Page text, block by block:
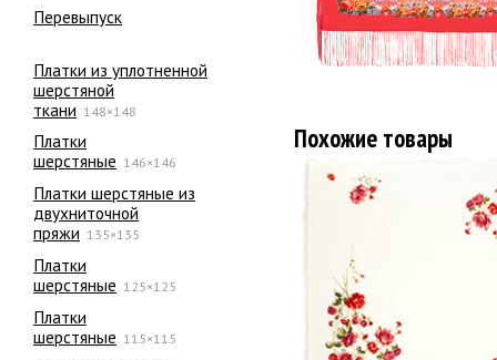
Перевыпуск
Платки из уплотненной
шерстяной
ткани 148×148
Платки
шерстяные 146×146
Платки шерстяные из
двухниточной
пряжи 135×135
Платки
шерстяные 125×125
Платки
шерстяные 115×115
Похожие товары